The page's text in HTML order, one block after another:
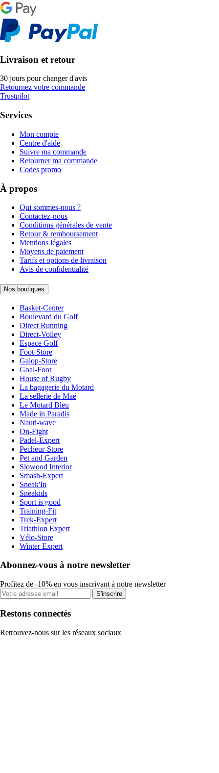
Livraison et retour
30 jours pour changer d'avis
Retournez votre commande
Trustpilot
Services
Mon compte
Centre d'aide
Suivre ma commande
Retourner ma commande
Codes promo
À propos
Qui sommes-nous ?
Contactez-nous
Conditions générales de vente
Retour & remboursement
Mentions légales
Moyens de paiement
Tarifs et options de livraison
Avis de confidentialité
Nos boutiques
Basket-Center
Boulevard du Golf
Direct Running
Direct-Volley
Espace Golf
Foot-Store
Galop-Store
Goal-Foot
House of Rugby
La bagagerie du Motard
La sellerie de Maé
Le Motard Bleu
Made in Paradis
Nauti-wave
On-Fight
Padel-Expert
Pecheur-Store
Pet and Garden
Slowood Interior
Smash-Expert
Sneak'In
Sneakids
Sport is good
Training-Fit
Trek-Expert
Triathlon Expert
Vélo-Store
Winter Expert
Abonnez-vous à notre newsletter
Profitez de -10% en vous inscrivant à notre newsletter
S'inscrire
Restons connectés
Retrouvez-nous sur les réseaux sociaux